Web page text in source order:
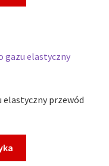
elastyczny przewód